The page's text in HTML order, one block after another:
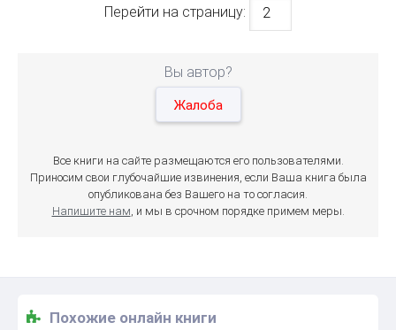
Перейти на страницу:
Вы автор?
Жалоба
Все книги на сайте размещаются его пользователями.
Приносим свои глубочайшие извинения, если Ваша книга была
опубликована без Вашего на то согласия.
Напишите нам , и мы в срочном порядке примем меры.
Похожие онлайн книги